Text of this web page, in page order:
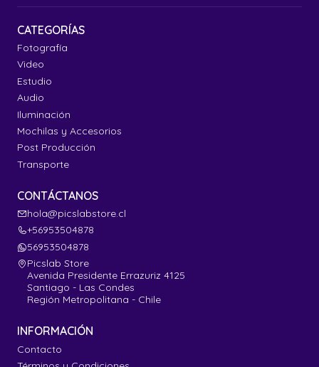
CATEGORÍAS
Fotografía
Video
Estudio
Audio
Iluminación
Mochilas y Accesorios
Post Producción
Transporte
CONTÁCTANOS
hola@picslabstore.cl
+56953504878
56953504878
Picslab Store
Avenida Presidente Errazuriz 4125
Santiago - Las Condes
Región Metropolitana - Chile
INFORMACIÓN
Contacto